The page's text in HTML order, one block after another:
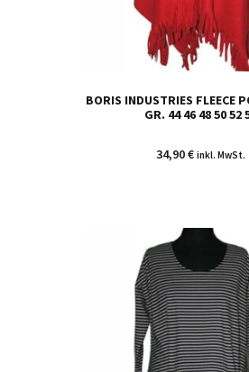
BORIS INDUSTRIES FLEECE
GR. 44 46 48 50 52
34,90€ inkl. MwSt.